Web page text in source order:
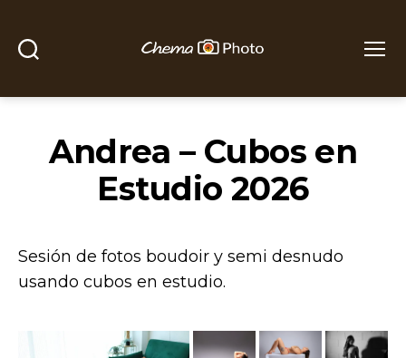
Photo
Andrea – Cubos en
Estudio 2026
Sesión de fotos boudoir y semi desnudo
usando cubos en estudio.